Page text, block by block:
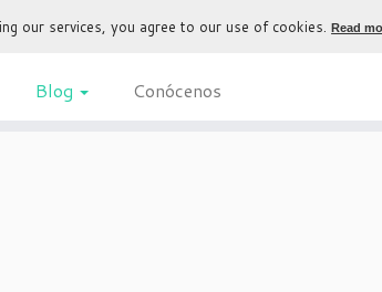
Blog Conócenos
our services, you agree to our use of cookies.Read